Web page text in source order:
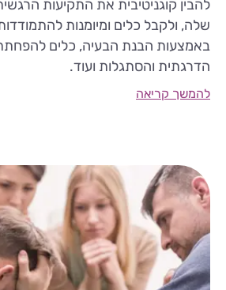
להבין קוגניטיבית את התקיעות
שלה, ולקבל כלים ומיומנות
באמצעות הבנת הבעיה, כלים
הדרגתית והסתגלות ועוד.
להמשך קריאה